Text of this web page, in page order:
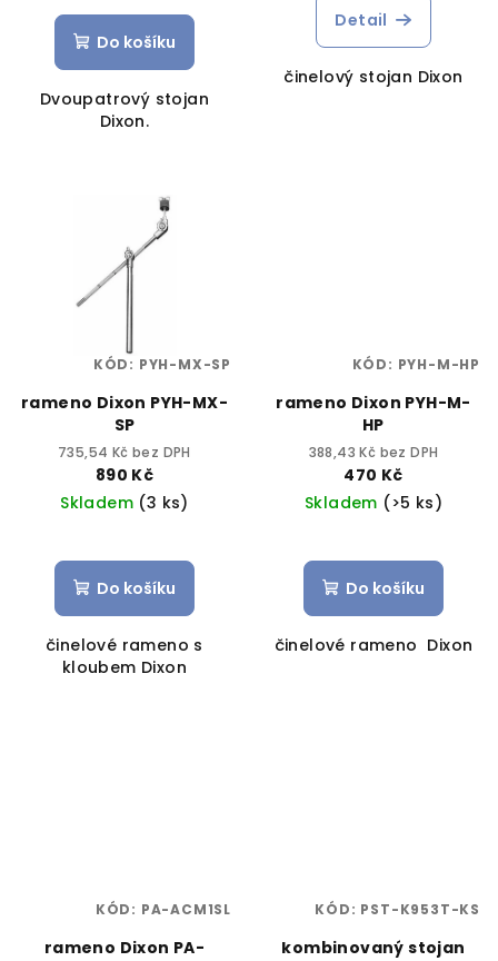
Do košíku
Dvoupatrový stojan
Dixon.
Detail
činelový stojan Dixon
rameno Dixon PYH-MX-
SP
735,54 Kč bez DPH
890 Kč
Skladem (3 ks)
Do košíku
činelové rameno s
kloubem Dixon
KÓD: PYH-MX-SP
rameno Dixon PYH-M-
HP
388,43 Kč bez DPH
470 Kč
Skladem (>5 ks)
Do košíku
činelové rameno Dixon
KÓD: PYH-M-HP
rameno Dixon PA-
KÓD: PA-ACM1SL
kombinovaný stojan
KÓD: PST-K953T-KS